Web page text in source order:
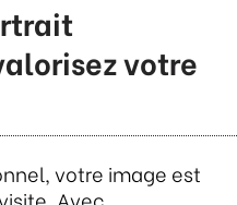
votre
votre image est
Avec